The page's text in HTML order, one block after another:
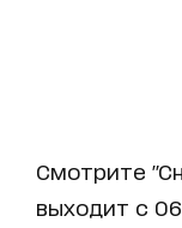
Смотрите
выходит с